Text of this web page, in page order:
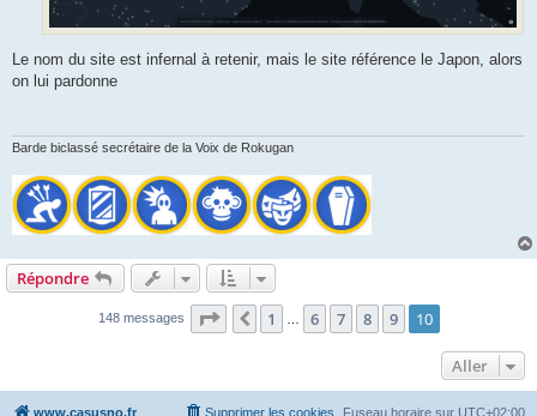
Le nom du site est infernal à retenir, mais le site référence le Japon, alors
on lui pardonne
Barde biclassé secrétaire de la Voix de Rokugan
Répondre
148 messages Page 10 sur 10
Précédent
1 6 7 8 9 10
Aller
www.casusno.fr Fuseau horaire sur UTC+02:00
Supprimer les cookies